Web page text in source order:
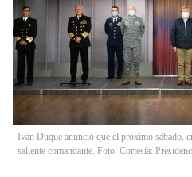
Iván Duque anunció que el próximo sábado,
saliente comandante. Foto: Cortesía: